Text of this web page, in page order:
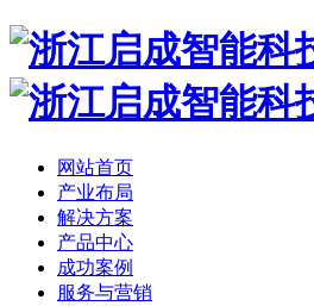
网站首页
产业布局
解决方案
产品中心
成功案例
服务与营销